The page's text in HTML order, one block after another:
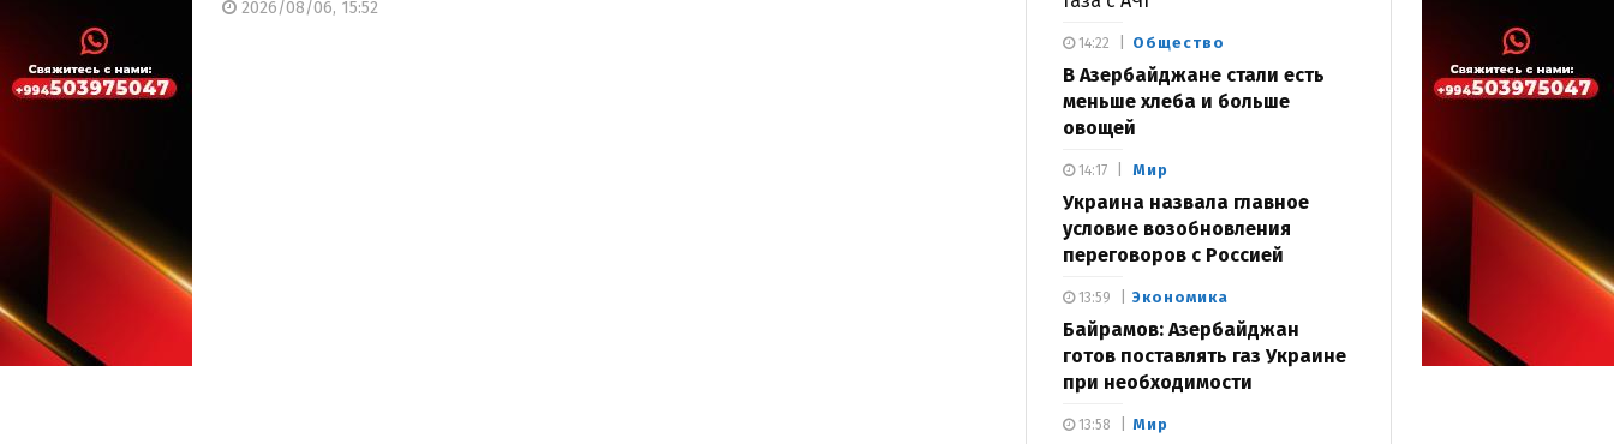
2026/08/06, 15:52
Общество
В Азербайджане стали есть
меньше хлеба и больше
овощей
14:22
Мир
Украина назвала главное
условие возобновления
переговоров с Россией
14:17
Экономика
Байрамов: Азербайджан
готов поставлять газ Украине
при необходимости
13:59
Мир
13:58